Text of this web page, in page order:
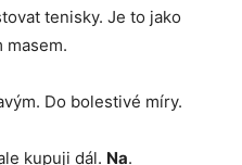
tenisky. Je to jako
masem.
Do bolestivé míry.
kupuji dál. Na.